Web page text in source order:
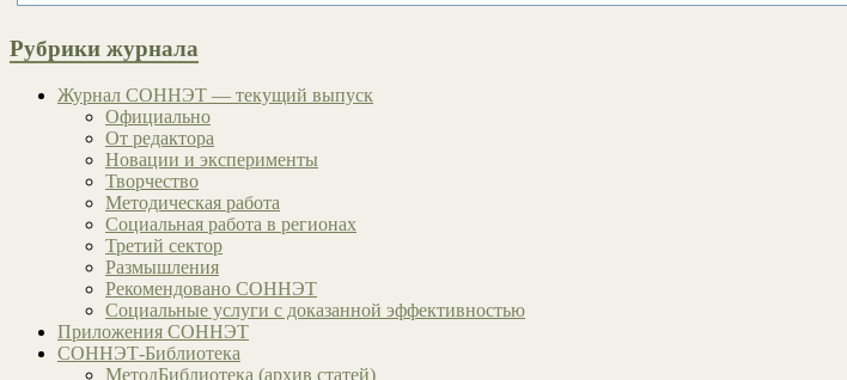
Рубрики журнала
Журнал СОННЭТ — текущий выпуск
Официально
От редактора
Новации и эксперименты
Творчество
Методическая работа
Социальная работа в регионах
Третий сектор
Размышления
Рекомендовано СОННЭТ
Социальные услуги с доказанной эффективностью
Приложения СОННЭТ
СОННЭТ-Библиотека
МетодБиблиотека (архив статей)